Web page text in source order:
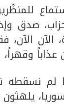
صدق
الآن
نسقطه
سوريا،